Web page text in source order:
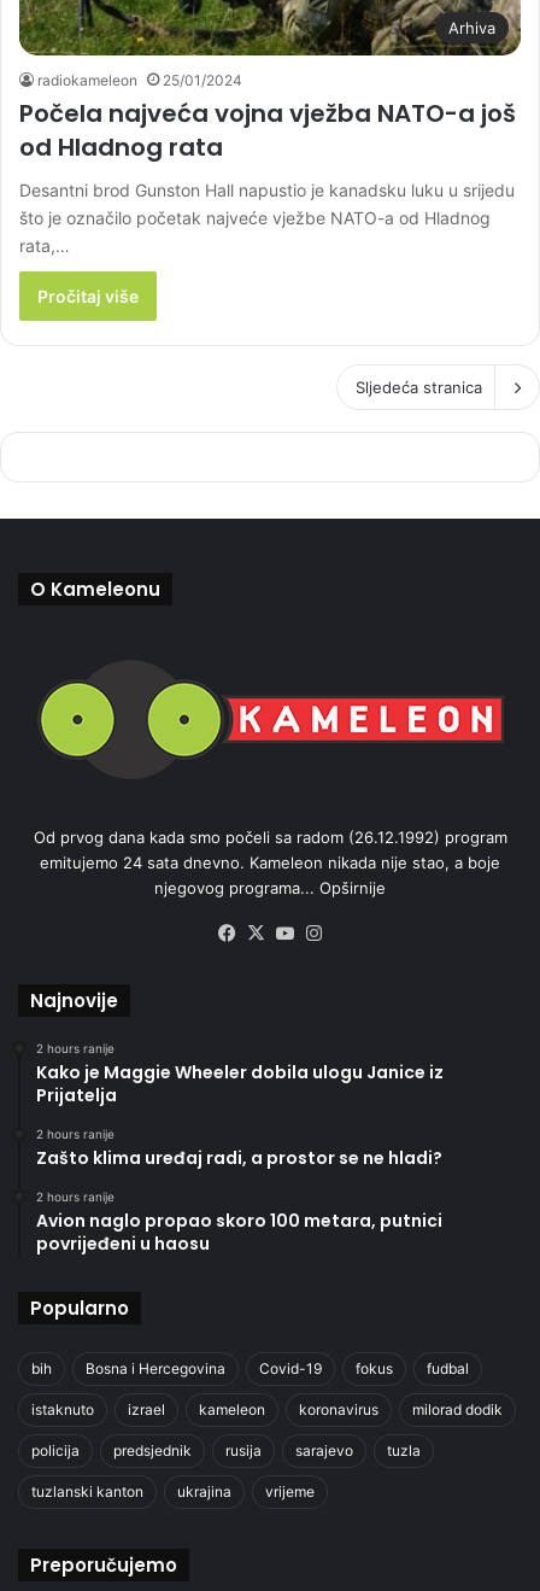
Arhiva
radiokameleon 25/01/2024
Počela najveća vojna vježba NATO-a još
od Hladnog rata
Desantni brod Gunston Hall napustio je kanadsku luku u srijedu
što je označilo početak najveće vježbe NATO-a od Hladnog
rata,…
Pročitaj više
Sljedeća stranica
O Kameleonu
Od prvog dana kada smo počeli sa radom (26.12.1992) program
emitujemo 24 sata dnevno. Kameleon nikada nije stao, a boje
njegovog programa... Opširnije
Facebook
X YouTube
Najnovije
2 hours ranije
Kako je Maggie Wheeler dobila ulogu Janice iz
Prijatelja
2 hours ranije
Zašto klima uređaj radi, a prostor se ne hladi?
2 hours ranije
Avion naglo propao skoro 100 metara, putnici
povrijeđeni u haosu
Popularno
bih Bosna i Hercegovina Covid-19 fokus fudbal
istaknuto izrael kameleon koronavirus milorad dodik
policija predsjednik rusija sarajevo tuzla
tuzlanski kanton ukrajina vrijeme
Preporučujemo